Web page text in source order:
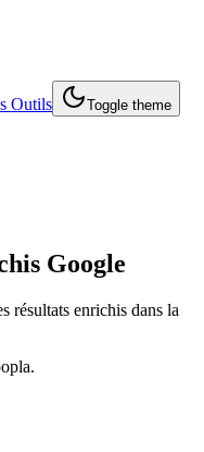
Outils Toggle theme
Google
résultats enrichis dans la